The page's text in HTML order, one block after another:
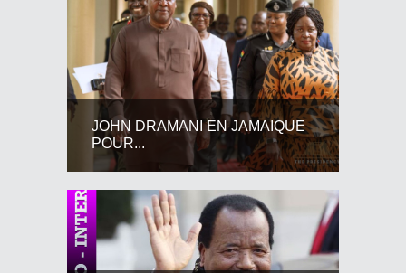
JOHN DRAMANI EN JAMAIQUE
POUR...